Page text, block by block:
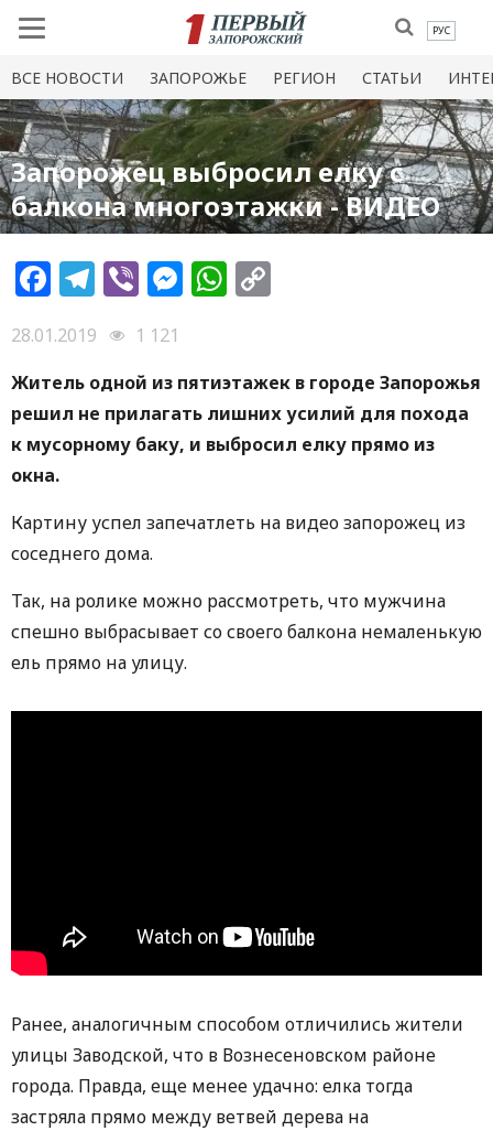
РУС
ВСЕ НОВОСТИ ЗАПОРОЖЬЕ РЕГИОН СТАТЬИ
Запорожец выбросил елку с
балкона многоэтажки - ВИДЕО
Facebook
Telegram
ViberMessenger
WhatsApp
28.01.2019
1 121
Житель одной из пятиэтажек в городе Запорожья
решил не прилагать лишних усилий для похода
к мусорному баку, и выбросил елку прямо из
окна.
Картину успел запечатлеть на видео запорожец из
соседнего дома.
Так, на ролике можно рассмотреть, что мужчина
спешно выбрасывает со своего балкона немаленькую
ель прямо на улицу.
Ранее, аналогичным способом отличились жители
улицы Заводской, что в Вознесеновском районе
города. Правда, еще менее удачно: елка тогда
застряла прямо между ветвей дерева на